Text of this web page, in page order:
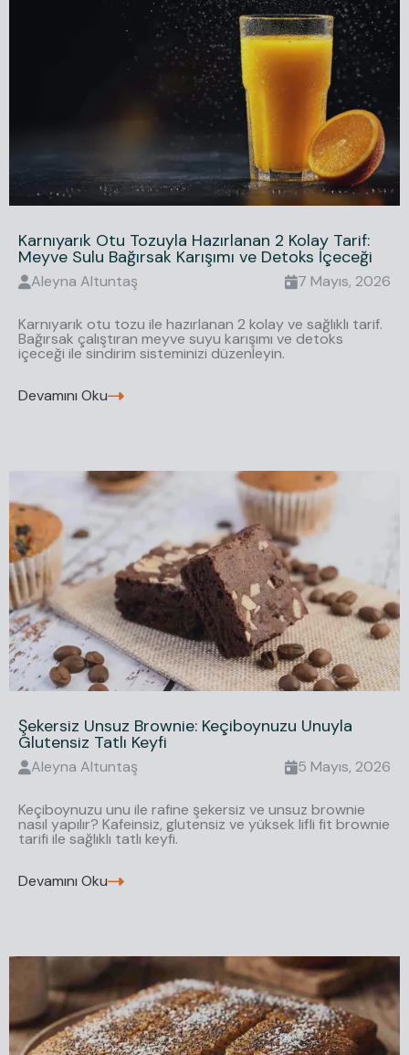
Karnıyarık Otu Tozuyla Hazırlanan 2 Kolay Tarif:
Meyve Sulu Bağırsak Karışımı ve Detoks İçeceği
Aleyna Altuntaş 7 Mayıs, 2026
Karnıyarık otu tozu ile hazırlanan 2 kolay ve sağlıklı tarif.
Bağırsak çalıştıran meyve suyu karışımı ve detoks
içeceği ile sindirim sisteminizi düzenleyin.
Devamını Oku
Şekersiz Unsuz Brownie: Keçiboynuzu Unuyla
Glutensiz Tatlı Keyfi
Aleyna Altuntaş 5 Mayıs, 2026
Keçiboynuzu unu ile rafine şekersiz ve unsuz brownie
nasıl yapılır? Kafeinsiz, glutensiz ve yüksek lifli fit brownie
tarifi ile sağlıklı tatlı keyfi.
Devamını Oku